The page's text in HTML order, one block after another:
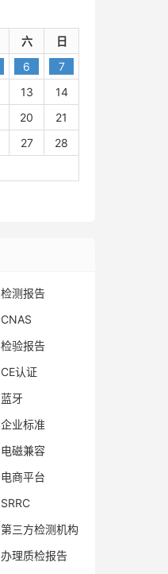
六
日
6
7
13
14
20
21
27
28
检测报告
CNAS
检验报告
CE认证
蓝牙
企业标准
电磁兼容
电商平台
SRRC
第三方检测机构
办理质检报告